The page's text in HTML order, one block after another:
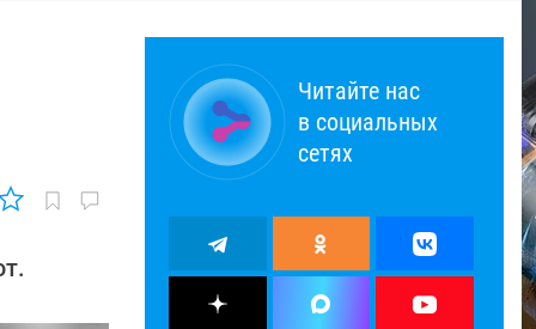
Читайте нас
в социальных
сетях